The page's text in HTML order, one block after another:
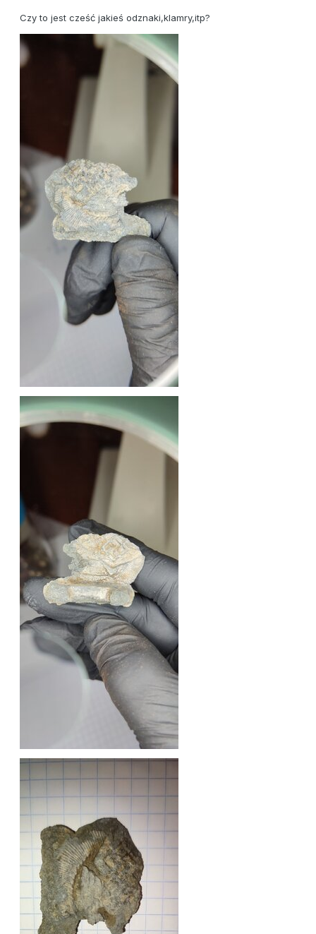
Czy to jest cześć jakieś odznaki,klamry,itp?